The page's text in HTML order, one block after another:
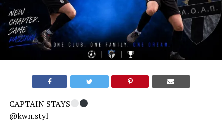
CAPTAIN STAYS
@kwn.styl